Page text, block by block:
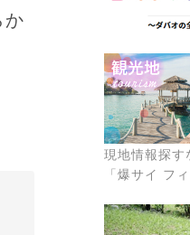
現地情報探す
「爆サイ フ